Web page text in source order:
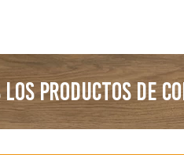
LOS PRODUCTOS DE